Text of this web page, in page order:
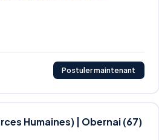
Postuler maintenant
Humaines) | Obernai (67)